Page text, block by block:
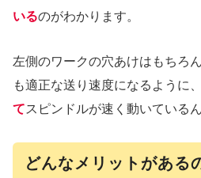
いるのがわかります。
左側のワークの穴あけはもちろ
も適正な送り速度になるように、
てスピンドルが速く動いているん
どんなメリットがある